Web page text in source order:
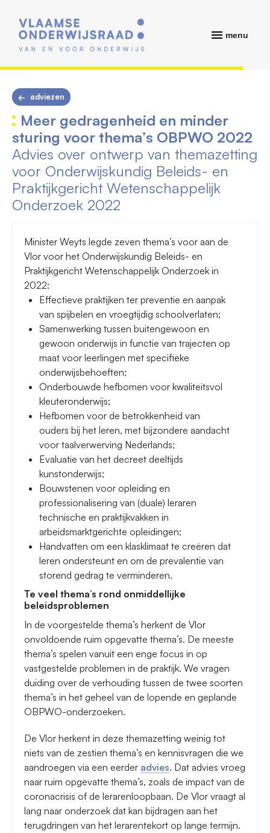
menu
adviezen
Meer gedragenheid en minder
sturing voor thema’s OBPWO 2022
Advies over ontwerp van themazetting
voor Onderwijskundig Beleids- en
Praktijkgericht Wetenschappelijk
Onderzoek 2022
Minister Weyts legde zeven thema’s voor aan de
Vlor voor het Onderwijskundig Beleids- en
Praktijkgericht Wetenschappelijk Onderzoek in
2022:
Effectieve praktijken ter preventie en aanpak
van spijbelen en vroegtijdig schoolverlaten;
Samenwerking tussen buitengewoon en
gewoon onderwijs in functie van trajecten op
maat voor leerlingen met specifieke
onderwijsbehoeften;
Onderbouwde hefbomen voor kwaliteitsvol
kleuteronderwijs;
Hefbomen voor de betrokkenheid van
ouders bij het leren, met bijzondere aandacht
voor taalverwerving Nederlands;
Evaluatie van het decreet deeltijds
kunstonderwijs;
Bouwstenen voor opleiding en
professionalisering van (duale) leraren
technische en praktijkvakken in
arbeidsmarktgerichte opleidingen;
Handvatten om een klasklimaat te creëren dat
leren ondersteunt en om de prevalentie van
storend gedrag te verminderen.
Te veel thema’s rond onmiddellijke
beleidsproblemen
In de voorgestelde thema’s herkent de Vlor
onvoldoende ruim opgevatte thema’s. De meeste
thema’s spelen vanuit een enge focus in op
vastgestelde problemen in de praktijk. We vragen
duiding over de verhouding tussen de twee soorten
thema’s in het geheel van de lopende en geplande
OBPWO-onderzoeken.
De Vlor herkent in deze themazetting weinig tot
niets van de zestien thema’s en kennisvragen die we
aandroegen via een eerder advies. Dat advies vroeg
naar ruim opgevatte thema’s, zoals de impact van de
coronacrisis of de lerarenloopbaan. De Vlor vraagt al
lang naar onderzoek dat kan bijdragen aan het
terugdringen van het lerarentekort op lange termijn.